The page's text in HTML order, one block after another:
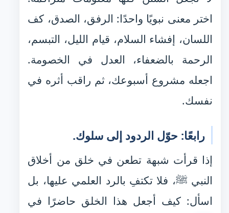
اختر معنى نبويًا واحدًا: الرفق، الصدق، كف
اللسان، إفشاء السلام، قيام الليل، التبسم،
الرحمة بالضعفاء، العدل في الخصومة.
اجعله مشروع أسبوعك، ثم راقب أثره في
نفسك.
رابعًا: حوّل الردود إلى سلوك.
إذا قرأت شبهة تطعن في خلق من أخلاق
النبي ﷺ، فلا تكتفِ بالرد العلمي عليها، بل
اسأل: كيف أجعل هذا الخلق حاضرًا في